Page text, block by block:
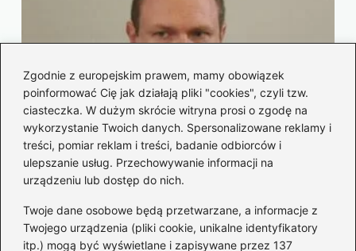
Zgodnie z europejskim prawem, mamy obowiązek
poinformować Cię jak działają pliki "cookies", czyli tzw.
ciasteczka. W dużym skrócie witryna prosi o zgodę na
wykorzystanie Twoich danych. Spersonalizowane reklamy i
treści, pomiar reklam i treści, badanie odbiorców i
ulepszanie usług. Przechowywanie informacji na
urządzeniu lub dostęp do nich.
Twoje dane osobowe będą przetwarzane, a informacje z
Twojego urządzenia (pliki cookie, unikalne identyfikatory
itp.) mogą być wyświetlane i zapisywane przez 137
Co naprawdę sprzedał Tusk?
Zaskakujące kulisy wyprzedaży spółek
państwowych
2026-05-05